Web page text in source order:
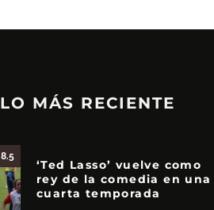
LO MÁS RECIENTE
8.5
‘Ted Lasso’ vuelve como
rey de la comedia en una
cuarta temporada